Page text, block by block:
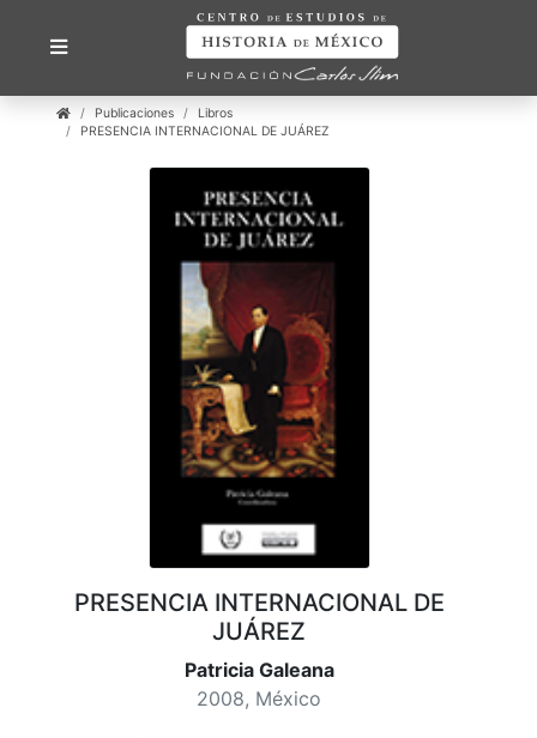
Publicaciones
Libros
PRESENCIA INTERNACIONAL DE JUÁREZ
PRESENCIA INTERNACIONAL DE
JUÁREZ
Patricia Galeana
2008, México